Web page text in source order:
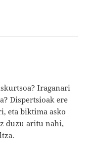
Iraganari
Dispertsioak ere
eta biktima asko
duzu aritu nahi,